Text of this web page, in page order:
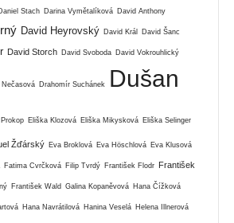
Stach Darina Vymětalíková David Anthony
David Heyrovský David Král David Šanc
David Storch David Svoboda David Vokrouhlický
Nečasová Drahomír Suchánek
Dušan
Eliška Klozová Eliška Mikysková Eliška Selinger
Žďárský Eva Broklová Eva Höschlová Eva Klusová
Fatima Cvrčková Filip Tvrdý František Flodr František
František Wald Galina Kopaněvová Hana Čížková
Hana Navrátilová Hanina Veselá Helena Illnerová